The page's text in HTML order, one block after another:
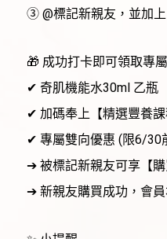
③ @標記新親友，並加
🎁 成功打卡即可領取專
✔ 奇肌機能水30ml 乙瓶
✔ 加碼奉上【精選豐養
✔ 專屬雙向優惠 (限6/30
➔ 被標記新親友可享【購
➔ 新親友購買成功，會